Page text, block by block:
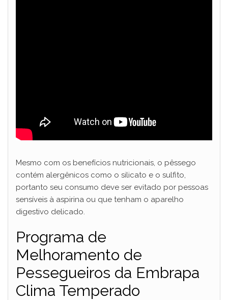
Mesmo com os benefícios nutricionais, o pêssego
contém alergênicos como o silicato e o sulfito,
portanto seu consumo deve ser evitado por pessoas
sensíveis à aspirina ou que tenham o aparelho
digestivo delicado.
Programa de
Melhoramento de
Pessegueiros da Embrapa
Clima Temperado